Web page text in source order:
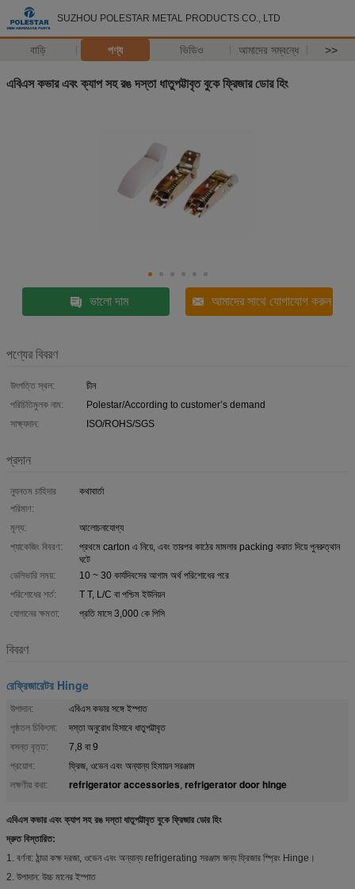
SUZHOU POLESTAR METAL PRODUCTS CO., LTD
বাড়ি পণ্য ভিডিও আমাদের সম্বন্ধে >>
এবিএস কভার এবং ক্যাপ সহ রঙ দস্তা ধাতুপট্টাবৃত বুকে ফ্রিজার ডোর হিং
ভালো দাম আমাদের সাথে যোগাযোগ করুন
পণ্যের বিবরণ
উৎপত্তি স্থল:
চীন
পরিচিতিমুলক নাম:
Polestar/According to customer’s demand
সাক্ষ্যদান:
ISO/ROHS/SGS
প্রদান
ন্যূনতম চাহিদার
পরিমাণ:
কথাবার্তা
মূল্য:
আলোচনাযোগ্য
প্যাকেজিং বিবরণ:
প্রথমে carton এ নিয়ে, এবং তারপর কাঠের মামলার packing করাত দিয়ে পুনরুত্থান
ঘটে
ডেলিভারি সময়:
10 ~ 30 কার্যদিবসের আগাম অর্থ পরিশোধের পরে
পরিশোধের শর্ত:
T T, L/C বা পশ্চিম ইউনিয়ন
যোগানের ক্ষমতা:
প্রতি মাসে 3,000 কে পিসি
বিবরণ
রেফ্রিজারেটর Hinge
উপাদান:
এবিএস কভার সঙ্গে ইস্পাত
পৃষ্ঠতল চিকিৎসা:
দস্তা অনুরোধ হিসাবে ধাতুপট্টাবৃত
বসন্ত বৃত্ত:
7,8 বা 9
প্রয়োগ:
ফ্রিজ, ওভেন এবং অন্যান্য হিমায়ন সরঞ্জাম
লক্ষণীয় করা:
refrigerator accessories, refrigerator door hinge
এবিএস কভার এবং ক্যাপ সহ রঙ দস্তা ধাতুপট্টাবৃত বুকে ফ্রিজার ডোর হিং
দ্রুত বিস্তারিত:
1. বর্ণনা: ঠান্ডা কক্ষ দরজা, ওভেন এবং অন্যান্য refrigerating সরঞ্জাম জন্য ফ্রিজার স্প্রিং Hinge।
2. উপাদান: উচ্চ মানের ইস্পাত